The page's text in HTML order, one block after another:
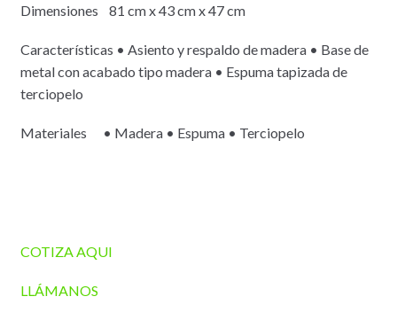
Dimensiones 81 cm x 43 cm x 47 cm
Características • Asiento y respaldo de madera • Base de
metal con acabado tipo madera • Espuma tapizada de
terciopelo
Materiales • Madera • Espuma • Terciopelo
COTIZA AQUI
LLÁMANOS